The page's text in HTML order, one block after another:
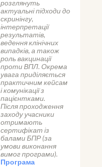
розглянуть
актуальні підходи до
скринінгу,
інтерпретації
результатів,
ведення клінічних
випадків, а також
роль вакцинації
проти ВПЛ. Окрема
увага приділяється
практичним кейсам
і комунікації з
пацієнтками.
Після проходження
заходу учасники
отримають
сертифікат із
балами БПР (за
умови виконання
вимог програми).
Програма